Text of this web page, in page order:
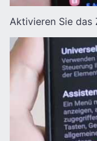
Aktivieren Sie das